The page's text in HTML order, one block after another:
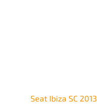
Seat Ibiza SC